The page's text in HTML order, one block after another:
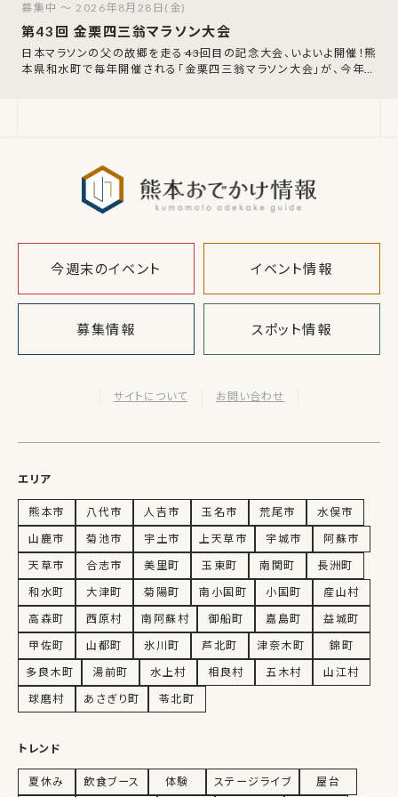
第43回 金栗四三翁マラソン大会
日本マラソンの父の故郷を走る――43回目の記念大会、いよいよ開催！熊
本県和水町で毎年開催される「金栗四三翁マラソン大会」が、今年は
募集中 ～ 2026年8月28日(金)
今週末のイベント イベント情報
募集情報 スポット情報
サイトについて お問い合わせ
エリア
熊本市 八代市 人吉市 玉名市 荒尾市
水俣市
山鹿市
菊池市 宇土市 上天草市 宇城市
阿蘇市
天草市
合志市 美里町 玉東町 南関町
長洲町
和水町
大津町 菊陽町 南小国町 小国町
産山村
高森町
西原村 南阿蘇村 御船町 嘉島町
益城町
甲佐町
山都町 氷川町 芦北町 津奈木町
錦町
多良木町
湯前町 水上村 相良村 五木村
山江村
球磨村
あさぎり町 苓北町
トレンド
夏休み 飲食ブース 体験 ステージライブ 屋台